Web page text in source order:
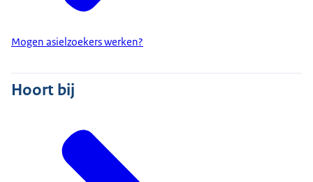
Mogen asielzoekers werken?
Hoort bij